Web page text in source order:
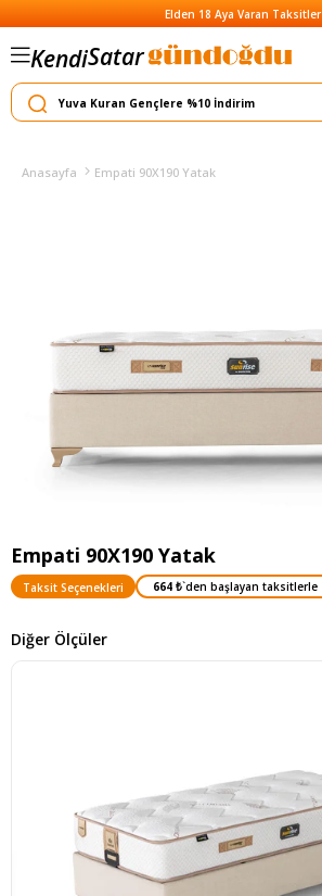
Elden 18 Aya Varan Taksitler
Kendi
Satar
Yapar
Anasayfa Empati 90X190 Yatak
Empati 90X190 Yatak
Taksit Seçenekleri 664 ₺`den başlayan taksitlerle
Diğer Ölçüler